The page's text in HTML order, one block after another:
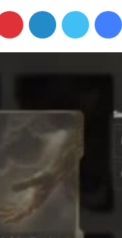
فيسبوك تويتر لينكدإن